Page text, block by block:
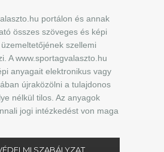
portálon és annak
összes szöveges és képi
szellemi
A www.sportagvalaszto.hu
anyagait elektronikus vagy
újraközölni a tulajdonos
nélkül tilos. Az anyagok
jogi intézkedést von maga
SZABÁLYZAT